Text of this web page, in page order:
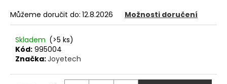
Můžeme doručit do: 12.8.2026 Možnosti doručení
Skladem (>5 ks)
Kód: 995004
Značka:Joyetech
D
p
o
u